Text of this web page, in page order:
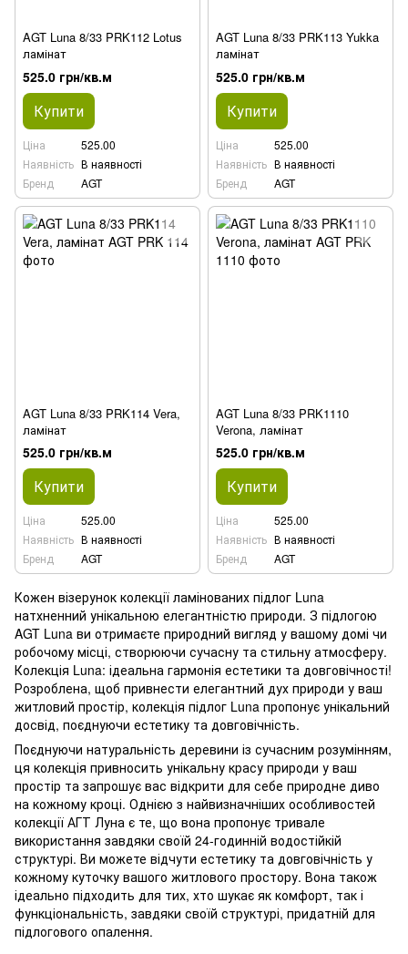
AGT Luna 8/33 PRK112 Lotus
ламінат
525.0 грн/кв.м
Купити
Ціна
525.00
Наявність В наявності
Бренд
AGT
AGT Luna 8/33 PRK113 Yukka
ламінат
525.0 грн/кв.м
Купити
Ціна
525.00
Наявність В наявності
Бренд
AGT
AGT Luna 8/33 PRK114 Vera,
ламінат
525.0 грн/кв.м
Купити
Ціна
525.00
Наявність В наявності
Бренд
AGT
AGT Luna 8/33 PRK1110
Verona, ламінат
525.0 грн/кв.м
Купити
Ціна
525.00
Наявність В наявності
Бренд
AGT
Кожен візерунок колекції ламінованих підлог Luna
натхненний унікальною елегантністю природи. З підлогою
AGT Luna ви отримаєте природний вигляд у вашому домі чи
робочому місці, створюючи сучасну та стильну атмосферу.
Колекція Luna: ідеальна гармонія естетики та довговічності!
Розроблена, щоб привнести елегантний дух природи у ваш
житловий простір, колекція підлог Luna пропонує унікальний
досвід, поєднуючи естетику та довговічність.
Поєднуючи натуральність деревини із сучасним розумінням,
ця колекція привносить унікальну красу природи у ваш
простір та запрошує вас відкрити для себе природне диво
на кожному кроці. Однією з найвизначніших особливостей
колекції АГТ Луна є те, що вона пропонує тривале
використання завдяки своїй 24-годинній водостійкій
структурі. Ви можете відчути естетику та довговічність у
кожному куточку вашого житлового простору. Вона також
ідеально підходить для тих, хто шукає як комфорт, так і
функціональність, завдяки своїй структурі, придатній для
підлогового опалення.